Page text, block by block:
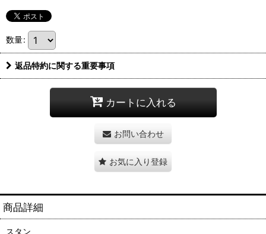
数量:
返品特約に関する重要事項
カートに入れる
お問い合わせ
お気に入り登録
商品詳細
スタン